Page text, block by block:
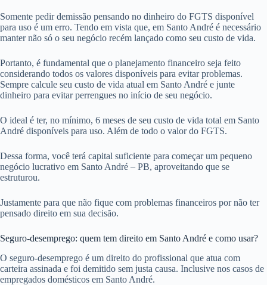
Somente pedir demissão pensando no dinheiro do FGTS disponível
para uso é um erro. Tendo em vista que, em Santo André é necessário
manter não só o seu negócio recém lançado como seu custo de vida.
Portanto, é fundamental que o planejamento financeiro seja feito
considerando todos os valores disponíveis para evitar problemas.
Sempre calcule seu custo de vida atual em Santo André e junte
dinheiro para evitar perrengues no início de seu negócio.
O ideal é ter, no mínimo, 6 meses de seu custo de vida total em Santo
André disponíveis para uso. Além de todo o valor do FGTS.
Dessa forma, você terá capital suficiente para começar um pequeno
negócio lucrativo em Santo André – PB, aproveitando que se
estruturou.
Justamente para que não fique com problemas financeiros por não ter
pensado direito em sua decisão.
Seguro-desemprego: quem tem direito em Santo André e como usar?
O seguro-desemprego é um direito do profissional que atua com
carteira assinada e foi demitido sem justa causa. Inclusive nos casos de
empregados domésticos em Santo André.